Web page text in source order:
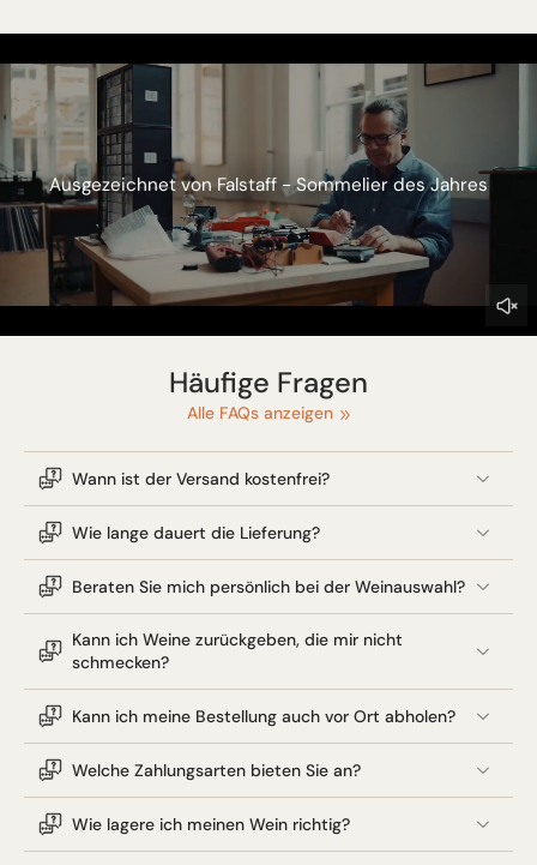
Ausgezeichnet von Falstaff - Sommelier des Jahres
Häufige Fragen
Alle FAQs anzeigen
Wann ist der Versand kostenfrei?
Wie lange dauert die Lieferung?
Beraten Sie mich persönlich bei der Weinauswahl?
Kann ich Weine zurückgeben, die mir nicht
schmecken?
Kann ich meine Bestellung auch vor Ort abholen?
Welche Zahlungsarten bieten Sie an?
Wie lagere ich meinen Wein richtig?